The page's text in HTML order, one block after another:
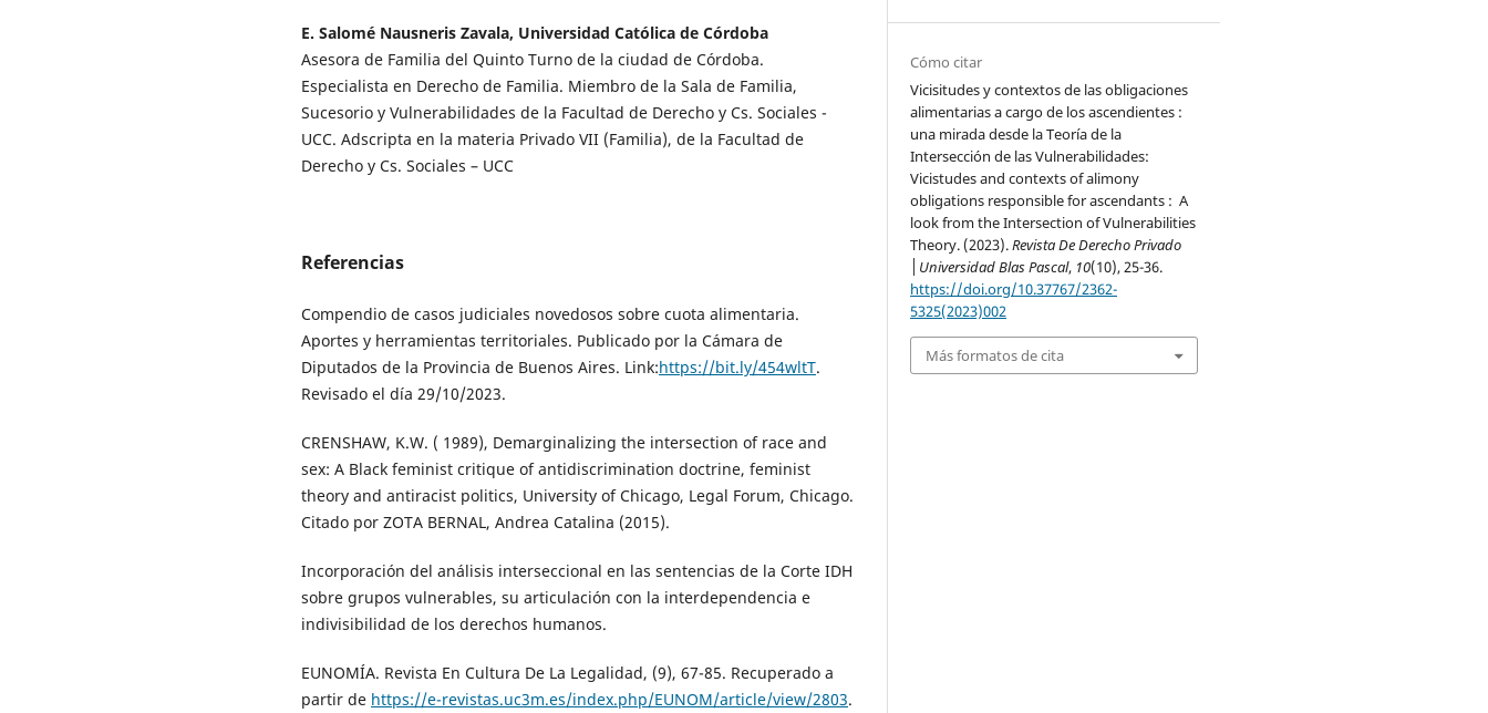
E. Salomé Nausneris Zavala, Universidad Católica de Córdoba
Asesora de Familia del Quinto Turno de la ciudad de Córdoba.
Especialista en Derecho de Familia. Miembro de la Sala de Familia,
Sucesorio y Vulnerabilidades de la Facultad de Derecho y Cs. Sociales -
UCC. Adscripta en la materia Privado VII (Familia), de la Facultad de
Derecho y Cs. Sociales – UCC
Referencias
Compendio de casos judiciales novedosos sobre cuota alimentaria.
Aportes y herramientas territoriales. Publicado por la Cámara de
Diputados de la Provincia de Buenos Aires. Link:https://bit.ly/454wltT.
Revisado el día 29/10/2023.
CRENSHAW, K.W. ( 1989), Demarginalizing the intersection of race and
sex: A Black feminist critique of antidiscrimination doctrine, feminist
theory and antiracist politics, University of Chicago, Legal Forum, Chicago.
Citado por ZOTA BERNAL, Andrea Catalina (2015).
Incorporación del análisis interseccional en las sentencias de la Corte IDH
sobre grupos vulnerables, su articulación con la interdependencia e
indivisibilidad de los derechos humanos.
EUNOMÍA. Revista En Cultura De La Legalidad, (9), 67-85. Recuperado a
partir de https://e-revistas.uc3m.es/index.php/EUNOM/article/view/2803.
Cómo citar
Vicisitudes y contextos de las obligaciones
alimentarias a cargo de los ascendientes :
una mirada desde la Teoría de la
Intersección de las Vulnerabilidades:
Vicistudes and contexts of alimony
obligations responsible for ascendants : A
look from the Intersection of Vulnerabilities
Theory. (2023).Revista De Derecho Privado
│Universidad Blas Pascal, 10(10), 25-36.
https://doi.org/10.37767/2362-
5325(2023)002
Más formatos de cita